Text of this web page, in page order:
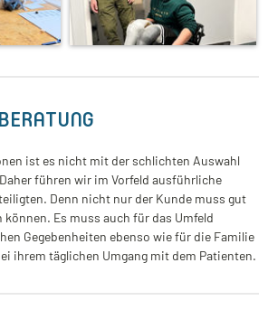
ist es nicht mit der schlichten Auswahl
führen wir im Vorfeld ausführliche
Denn nicht nur der Kunde muss gut
können. Es muss auch für das Umfeld
Gegebenheiten ebenso wie für die Familie
ihrem täglichen Umgang mit dem Patienten.